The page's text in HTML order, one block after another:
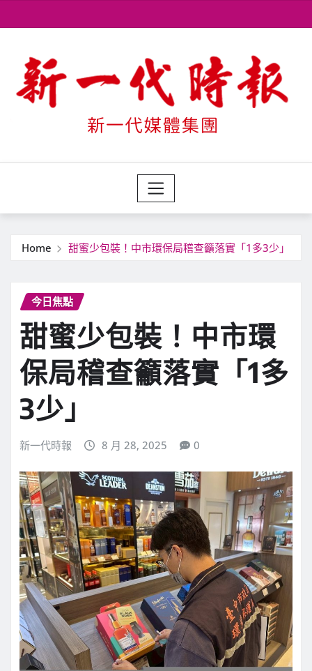
to
Home 甜蜜少包裝！中市環保局稽查籲落實「1多3少」
今日焦點
甜蜜少包裝！中市環
保局稽查籲落實「1多
3少」
新一代時報 8 月 28, 2025 0